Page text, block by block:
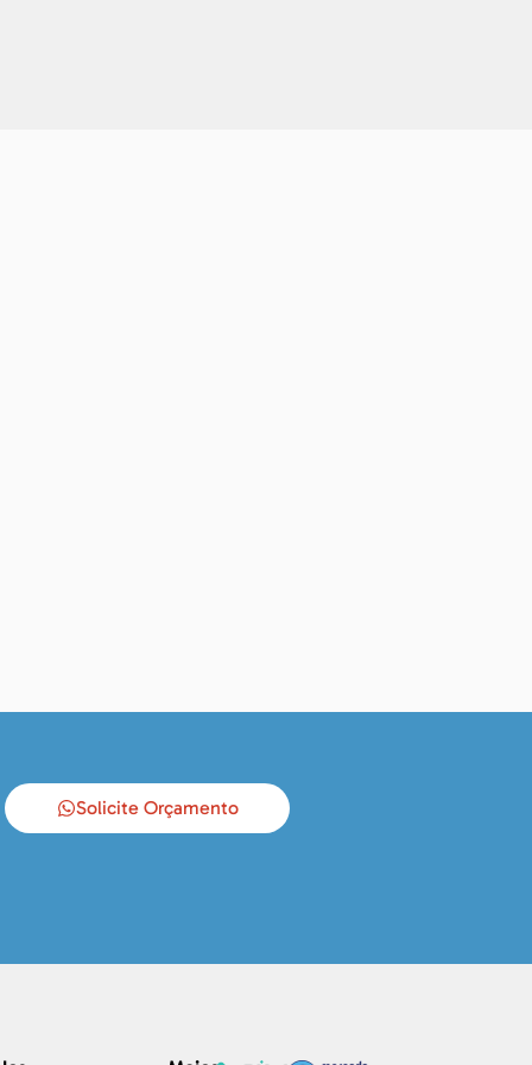
Solicite Orçamento